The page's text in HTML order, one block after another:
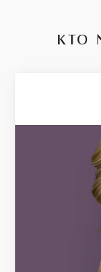
KTO